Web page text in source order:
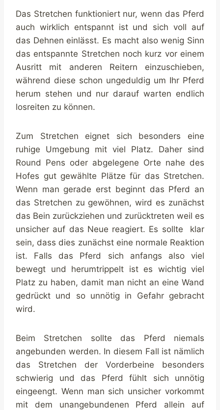
Das Stretchen funktioniert nur, wenn das Pferd
auch wirklich entspannt ist und sich voll auf
das Dehnen einlässt. Es macht also wenig Sinn
das entspannte Stretchen noch kurz vor einem
Ausritt mit anderen Reitern einzuschieben,
während diese schon ungeduldig um Ihr Pferd
herum stehen und nur darauf warten endlich
losreiten zu können.
Zum Stretchen eignet sich besonders eine
ruhige Umgebung mit viel Platz. Daher sind
Round Pens oder abgelegene Orte nahe des
Hofes gut gewählte Plätze für das Stretchen.
Wenn man gerade erst beginnt das Pferd an
das Stretchen zu gewöhnen, wird es zunächst
das Bein zurückziehen und zurücktreten weil es
unsicher auf das Neue reagiert. Es sollte klar
sein, dass dies zunächst eine normale Reaktion
ist. Falls das Pferd sich anfangs also viel
bewegt und herumtrippelt ist es wichtig viel
Platz zu haben, damit man nicht an eine Wand
gedrückt und so unnötig in Gefahr gebracht
wird.
Beim Stretchen sollte das Pferd niemals
angebunden werden. In diesem Fall ist nämlich
das Stretchen der Vorderbeine besonders
schwierig und das Pferd fühlt sich unnötig
eingeengt. Wenn man sich unsicher vorkommt
mit dem unangebundenen Pferd allein auf